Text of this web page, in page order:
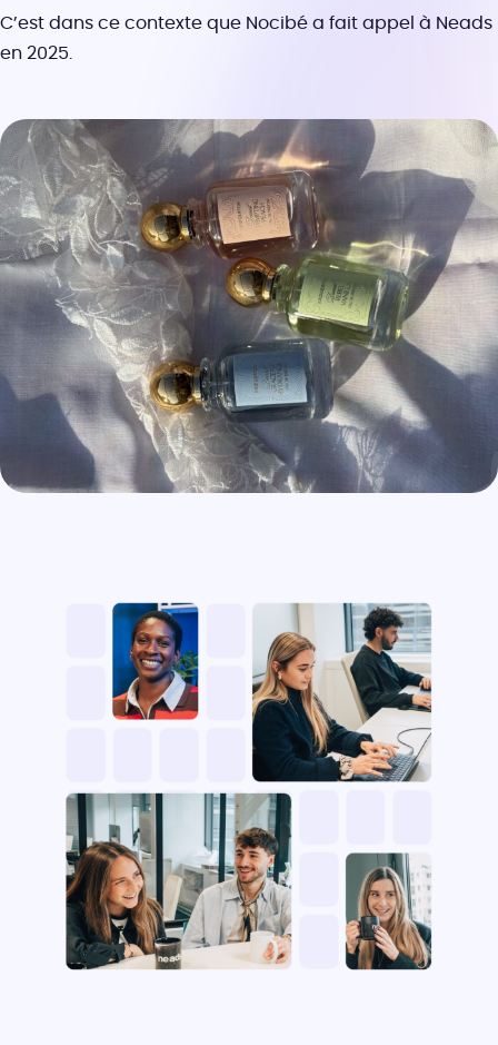
C’est dans ce contexte que Nocibé a fait appel à Neads
en 2025.